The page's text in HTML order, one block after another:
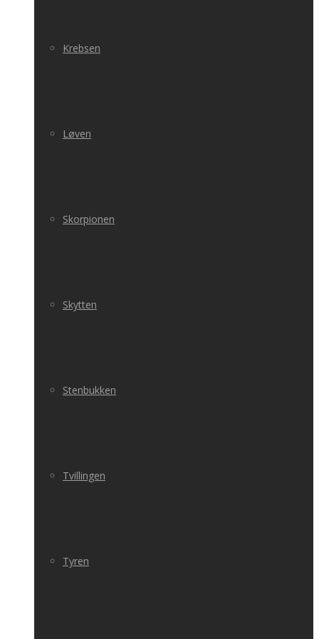
Krebsen
Løven
Skorpionen
Skytten
Stenbukken
Tvillingen
Tyren